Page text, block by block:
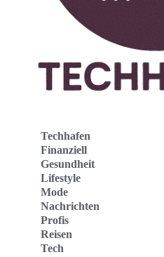
Techhafen
Finanziell
Gesundheit
Lifestyle
Mode
Nachrichten
Profis
Reisen
Tech